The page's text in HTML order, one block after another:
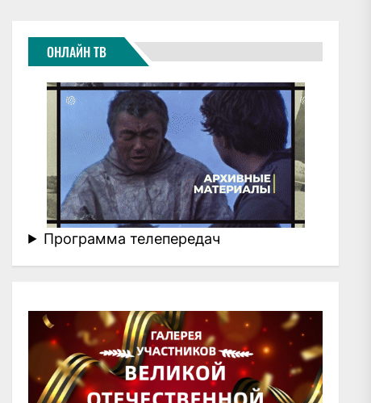
ОНЛАЙН ТВ
Программа телепередач